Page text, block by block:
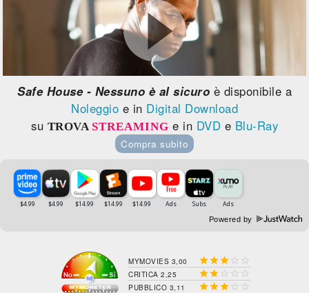
Safe House - Nessuno è al sicuro è disponibile a
Noleggio e in Digital Download
su TROVA STREAMING e in DVD e Blu-Ray
Compra subito
Powered by
MYMOVIES 3,00   
CRITICA 2,25    
PUBBLICO 3,11   